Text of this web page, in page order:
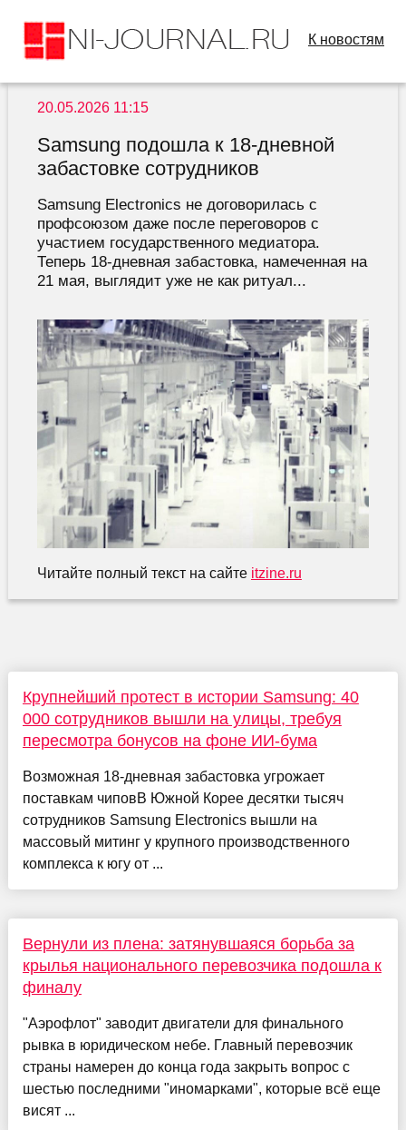
К новостям
20.05.2026 11:15
Samsung подошла к 18-дневной
забастовке сотрудников
Samsung Electronics не договорилась с
профсоюзом даже после переговоров с
участием государственного медиатора.
Теперь 18-дневная забастовка, намеченная на
21 мая, выглядит уже не как ритуал...
Читайте полный текст на сайте itzine.ru
Крупнейший протест в истории Samsung: 40
000 сотрудников вышли на улицы, требуя
пересмотра бонусов на фоне ИИ-бума
Возможная 18-дневная забастовка угрожает
поставкам чиповВ Южной Корее десятки тысяч
сотрудников Samsung Electronics вышли на
массовый митинг у крупного производственного
комплекса к югу от ...
Вернули из плена: затянувшаяся борьба за
крылья национального перевозчика подошла к
финалу
"Аэрофлот" заводит двигатели для финального
рывка в юридическом небе. Главный перевозчик
страны намерен до конца года закрыть вопрос с
шестью последними "иномарками", которые всё еще
висят ...